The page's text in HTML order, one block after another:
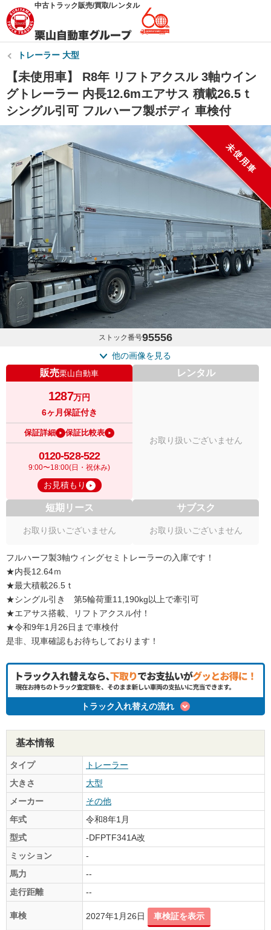
中古トラック販売/買取/レンタル
トレーラー 大型
【未使用車】 R8年 リフトアクスル 3軸ウイン
グトレーラー 内長12.6mエアサス 積載26.5ｔ
シングル引可 フルハーフ製ボディ 車検付
未使用車
ストック番号95556
他の画像を見る
販売栗山自動車
1287万円
6ヶ月保証付き
保証詳細 保証比較表
0120-528-522
9:00〜18:00(日・祝休み)
お見積もり
レンタル
お取り扱いございません
短期リース
お取り扱いございません
サブスク
お取り扱いございません
フルハーフ製3軸ウィングセミトレーラーの入庫です！
★内長12.64ｍ
★最大積載26.5ｔ
★シングル引き 第5輪荷重11,190kg以上で牽引可
★エアサス搭載、リフトアクスル付！
★令和9年1月26日まで車検付
是非、現車確認もお待ちしております！
トラック入れ替えの流れ
基本情報
タイプ
トレーラー
大きさ
大型
メーカー
その他
年式
令和8年1月
型式
-DFPTF341A改
ミッション
-
馬力
--
走行距離
--
車検 2027年1月26日 車検証を表示